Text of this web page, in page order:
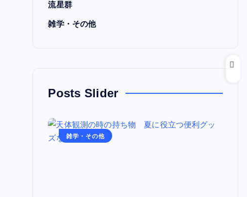
流星群
雑学・その他
Posts Slider
雑学・その他